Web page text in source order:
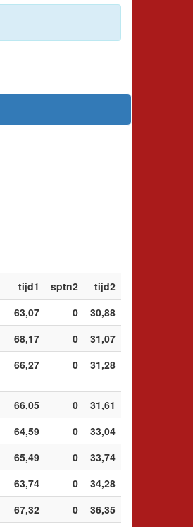
tijd1 sptn2
tijd2
63,07 0
30,88
68,17 0
31,07
66,27 0 31,28
66,05 0
31,61
64,59 0
33,04
65,49 0
33,74
63,74 0
34,28
67,32 0
36,35